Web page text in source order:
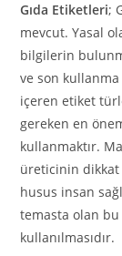
Gıda Etiketleri;
mevcut. Yasal
bilgilerin
ve son
içeren etiket
gereken en
kullanmaktır.
üreticinin
husus insan
temasta olan bu
kullanılmasıdır.